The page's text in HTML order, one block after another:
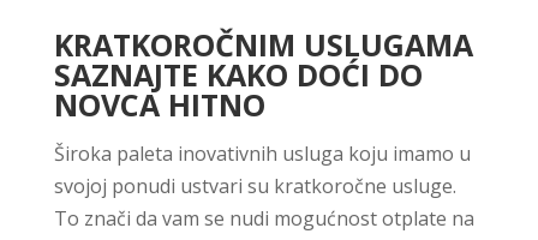
KRATKOROČNIM USLUGAMA
SAZNAJTE KAKO DOĆI DO
NOVCA HITNO
Široka paleta inovativnih usluga koju imamo u
svojoj ponudi ustvari su kratkoročne usluge.
To znači da vam se nudi mogućnost otplate na